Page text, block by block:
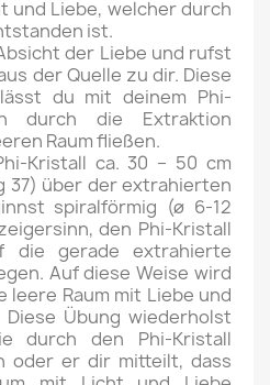
und Liebe, welcher durch
ist.
der Liebe und rufst
der Quelle zu dir. Diese
du mit deinem Phi-
durch die Extraktion
Raum fließen.
Kristall ca. 30 – 50 cm
37) über der extrahierten
spiralförmig (ø 6-12
den Phi-Kristall
die gerade extrahierte
Auf diese Weise wird
Raum mit Liebe und
Übung wiederholst
durch den Phi-Kristall
oder er dir mitteilt, dass